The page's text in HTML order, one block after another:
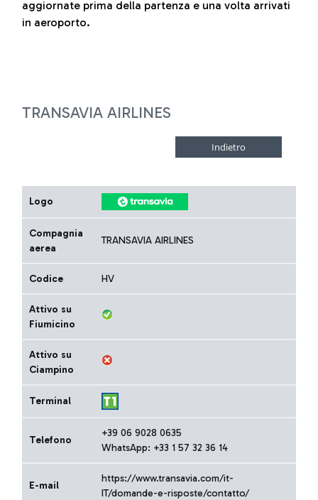
aggiornate prima della partenza e una volta arrivati
in aeroporto.
TRANSAVIA AIRLINES
Logo
Compagnia
aerea
TRANSAVIA AIRLINES
Codice HV
Attivo su
Fiumicino
Attivo su
Ciampino
Terminal
Telefono
+39 06 9028 0635
WhatsApp: +33 1 57 32 36 14
E-mail
https://www.transavia.com/it-
IT/domande-e-risposte/contatto/